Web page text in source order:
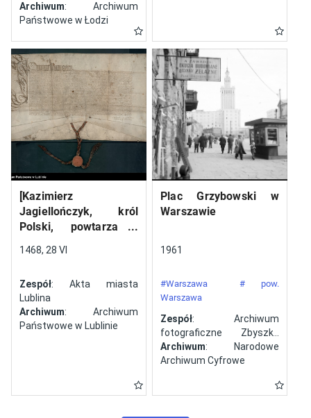
Archiwum: Archiwum
Państwowe w Łodzi
[Kazimierz
Jagiellończyk, król
Polski, powtarza i
wystawiony w Lublinie,
Jana ze Szczekocin,
starostę
1468, 28 VI
Zespół: Akta miasta
Lublina
Archiwum: Archiwum
Państwowe w Lublinie
Plac Grzybowski w
Warszawie
1961
#Warszawa
# pow.
Warszawa
Zespół: Archiwum
fotograficzne Zbyszka
Siemaszki
Archiwum: Narodowe
Archiwum Cyfrowe